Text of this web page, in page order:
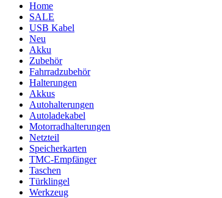
Home
SALE
USB Kabel
Neu
Akku
Zubehör
Fahrradzubehör
Halterungen
Akkus
Autohalterungen
Autoladekabel
Motorradhalterungen
Netzteil
Speicherkarten
TMC-Empfänger
Taschen
Türklingel
Werkzeug